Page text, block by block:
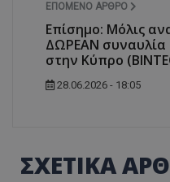
ΕΠΌΜΕΝΟ ΆΡΘΡΟ
Επίσημο: Μόλις
ΔΩΡΕΑΝ
στην Κύπρο
28.06.2026 - 18:05
ΣΧΕΤΙΚΑ